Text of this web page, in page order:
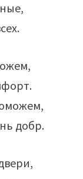
добр.